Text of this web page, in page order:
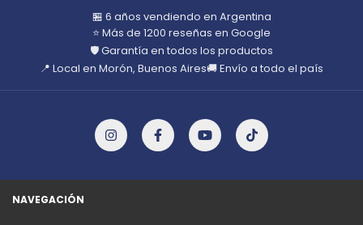
🏪 6 años vendiendo en Argentina
⭐ Más de 1200 reseñas en Google
🛡️ Garantía en todos los productos
📍 Local en Morón, Buenos Aires🚚 Envío a todo el país
NAVEGACIÓN